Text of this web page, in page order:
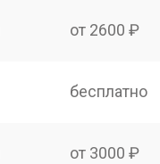
от 2600 ₽
бесплатно
от 3000 ₽